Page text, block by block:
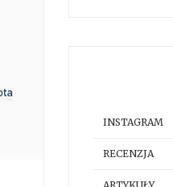
INSTAGRAM
RECENZJA